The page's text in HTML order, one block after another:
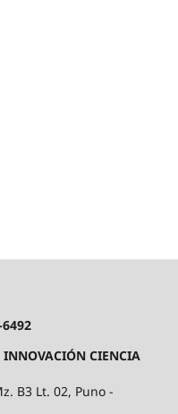
CIENCIA
B3 Lt. 02, Puno -